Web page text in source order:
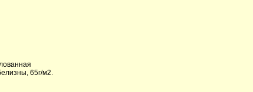
65г/м2.